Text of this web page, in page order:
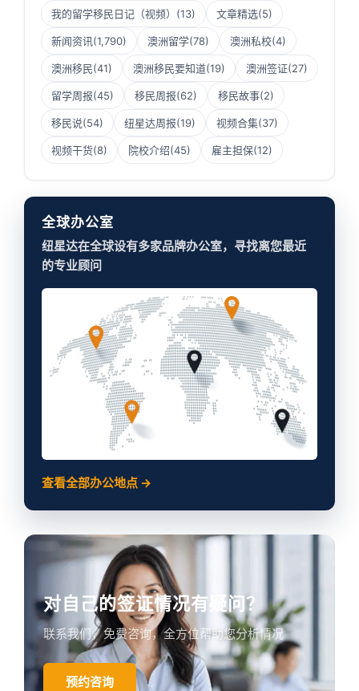
我的留学移民日记（视频） (13) 文章精选(5)
新闻资讯(1,790) 澳洲留学(78) 澳洲私校(4)
澳洲移民(41) 澳洲移民要知道(19) 澳洲签证(27)
留学周报(45) 移民周报(62) 移民故事(2)
移民说(54) 纽星达周报(19) 视频合集(37)
视频干货(8) 院校介绍(45) 雇主担保(12)
全球办公室
纽星达在全球设有多家品牌办公室，寻找离您最近
的专业顾问
查看全部办公地点 →
对自己的签证情况有疑问？
联系我们，免费咨询，全方位帮助您分析情况
预约咨询